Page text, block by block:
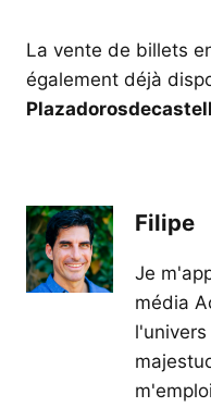
La vente de billets
également déjà
Filipe
Je
média